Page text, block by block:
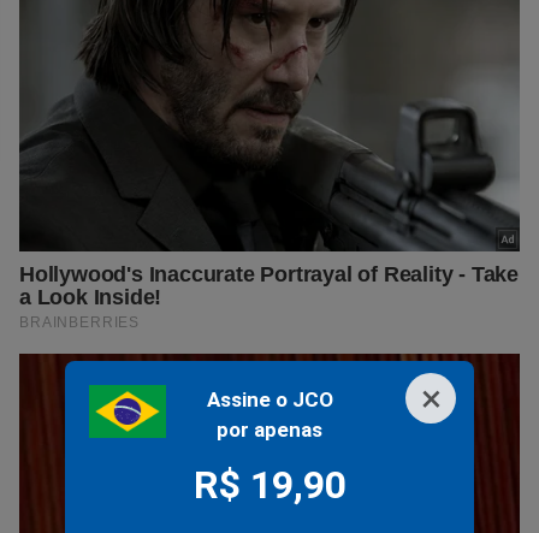
×
Assine o JCO
por apenas
R$ 19,90